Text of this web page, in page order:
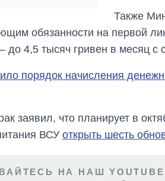
Также
обязанности на первой
до 4,5 тысяч гривен в месяц с
порядок начисления
заявил, что планирует в
ВСУ открыть шесть
НА НАШ